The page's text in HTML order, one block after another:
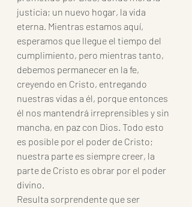
justicia; un nuevo hogar, la vida
eterna. Mientras estamos aquí,
esperamos que llegue el tiempo del
cumplimiento, pero mientras tanto,
debemos permanecer en la fe,
creyendo en Cristo, entregando
nuestras vidas a él, porque entonces
él nos mantendrá irreprensibles y sin
mancha, en paz con Dios. Todo esto
es posible por el poder de Cristo;
nuestra parte es siempre creer, la
parte de Cristo es obrar por el poder
divino.
Resulta sorprendente que ser